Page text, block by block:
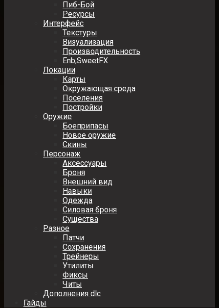
Пиб-Бой
Ресурсы
Интерфейс
Текстуры
Визуализация
Производительность
Enb,SweetFX
Локации
Карты
Окружающая среда
Поселения
Постройки
Оружие
Боеприпасы
Новое оружие
Скины
Персонаж
Аксессуары
Броня
Внешний вид
Навыки
Одежда
Силовая броня
Существа
Разное
Патчи
Сохранения
Трейнеры
Утилиты
Фиксы
Читы
Дополнения dlc
Гайды